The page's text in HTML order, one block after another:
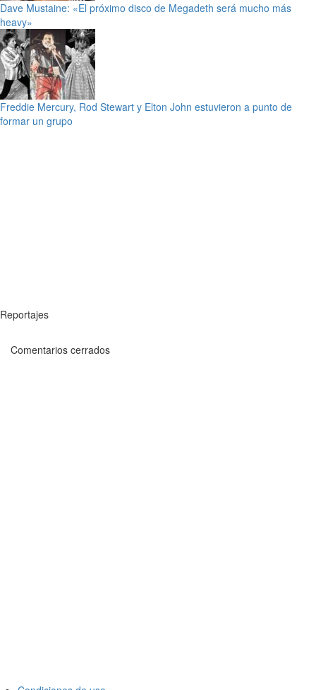
Dave Mustaine: «El próximo disco de Megadeth será mucho más
heavy»
Freddie Mercury, Rod Stewart y Elton John estuvieron a punto de
formar un grupo
Reportajes
Comentarios cerrados